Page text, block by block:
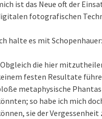
ist das Neue oft der
fotografischen
halte es mit Schopenhauer:
die hier
festen Resultate
metaphysische
so habe ich mich
sie der